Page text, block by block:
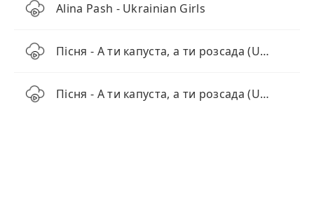
Alina Pash - Ukrainian Girls
Пісня - А ти капуста, а ти розсада (Ukrainian Folk)
Пісня - А ти капуста, а ти розсада (Ukrainian Folk)